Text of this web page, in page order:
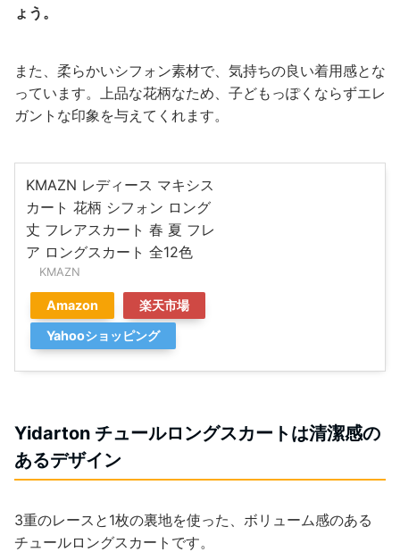
ょう。
また、柔らかいシフォン素材で、気持ちの良い着用感とな
っています。上品な花柄なため、子どもっぽくならずエレ
ガントな印象を与えてくれます。
KMAZN レディース マキシス
カート 花柄 シフォン ロング
丈 フレアスカート 春 夏 フレ
ア ロングスカート 全12色
KMAZN
Amazon
楽天市場
Yahooショッピング
Yidarton チュールロングスカートは清潔感の
あるデザイン
3重のレースと1枚の裏地を使った、ボリューム感のある
チュールロングスカートです。